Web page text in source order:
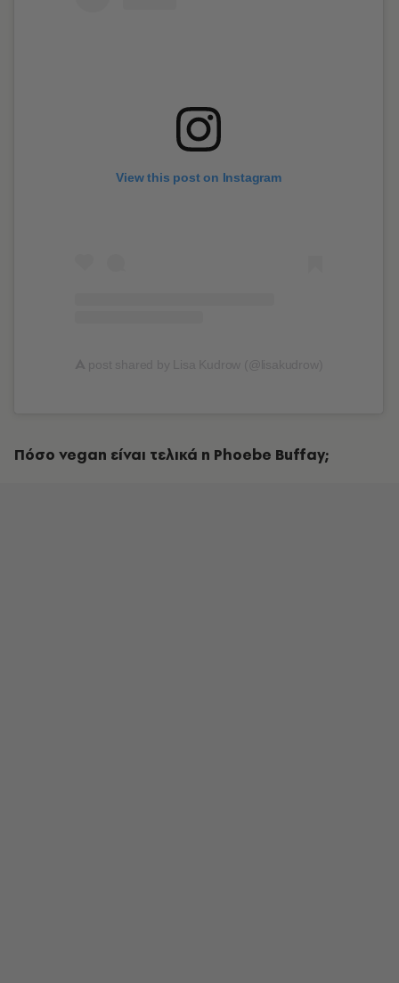
View this post on Instagram
Πόσο vegan είναι τελικά η Phoebe Buffay;